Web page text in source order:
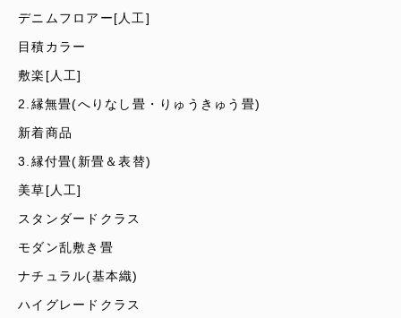
デニムフロアー[人工]
目積カラー
敷楽[人工]
2.縁無畳(へりなし畳・りゅうきゅう畳)
新着商品
3.縁付畳(新畳＆表替)
美草[人工]
スタンダードクラス
モダン乱敷き畳
ナチュラル(基本織)
ハイグレードクラス